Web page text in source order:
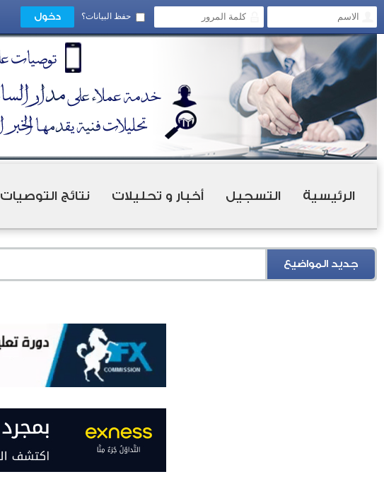
حفظ البيانات؟
الرئيسية التسجيل أخبار و تحليلات نتائج التوصيات
جديد المواضيع